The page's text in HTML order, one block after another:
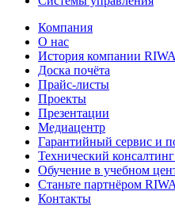
Компания
О нас
История компании
Доска почёта
Прайс-листы
Проекты
Презентации
Медиацентр
Гарантийный сервис и
Технический
Обучение в учебном
Станьте партнёром
Контакты